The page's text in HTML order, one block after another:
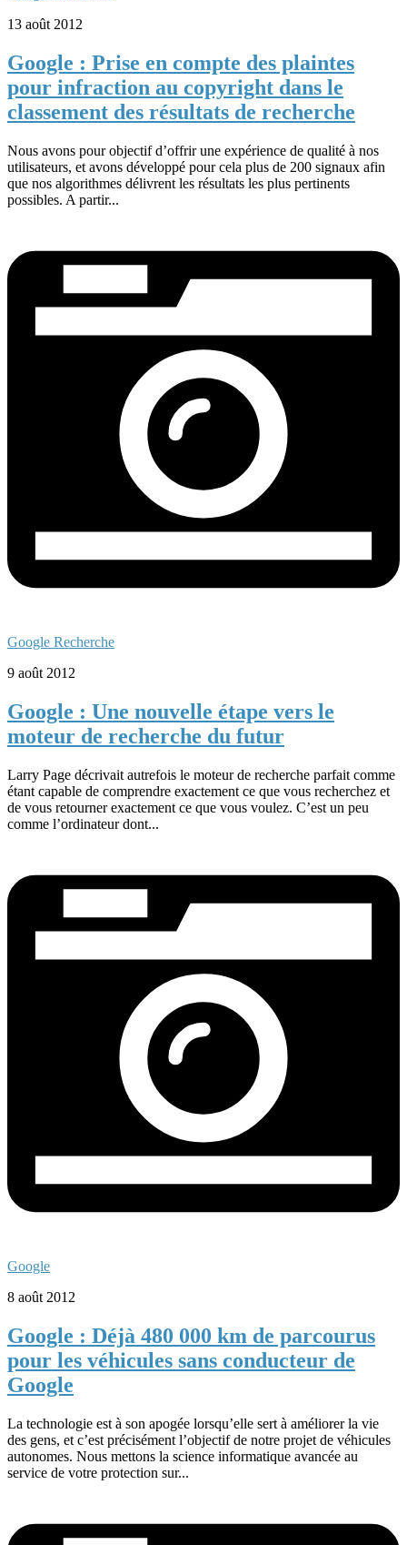
13 août 2012
Google : Prise en compte des plaintes
pour infraction au copyright dans le
classement des résultats de recherche
Nous avons pour objectif d’offrir une expérience de qualité à nos
utilisateurs, et avons développé pour cela plus de 200 signaux afin
que nos algorithmes délivrent les résultats les plus pertinents
possibles. A partir...
Google Recherche
9 août 2012
Google : Une nouvelle étape vers le
moteur de recherche du futur
Larry Page décrivait autrefois le moteur de recherche parfait comme
étant capable de comprendre exactement ce que vous recherchez et
de vous retourner exactement ce que vous voulez. C’est un peu
comme l’ordinateur dont...
Google
8 août 2012
Google : Déjà 480 000 km de parcourus
pour les véhicules sans conducteur de
Google
La technologie est à son apogée lorsqu’elle sert à améliorer la vie
des gens, et c’est précisément l’objectif de notre projet de véhicules
autonomes. Nous mettons la science informatique avancée au
service de votre protection sur...